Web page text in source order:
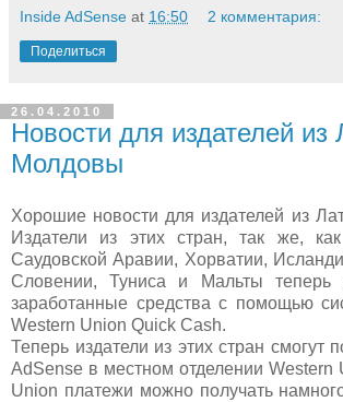
Inside AdSense at 16:50 2 комментария:
Поделиться
26.04.2010
Новости для издателей из
Молдовы
Хорошие новости для издателей из
Издатели из этих стран, так же,
Саудовской Аравии, Хорватии,
Словении, Туниса и Мальты теперь
заработанные средства с помощью
Western Union Quick Cash.
Теперь издатели из этих стран смогут
AdSense в местном отделении Western
Union платежи можно получать